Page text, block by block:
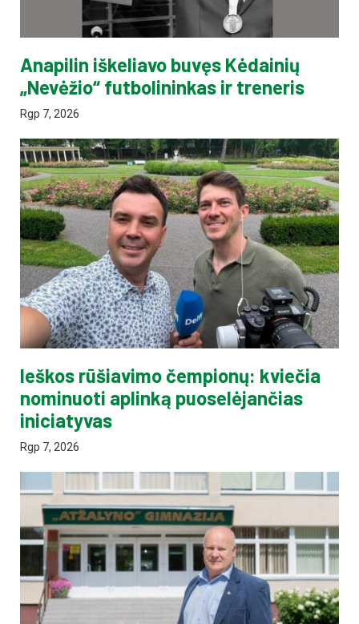
Anapilin iškeliavo buvęs Kėdainių
„Nevėžio“ futbolininkas ir treneris
Rgp 7, 2026
Ieškos rūšiavimo čempionų: kviečia
nominuoti aplinką puoselėjančias
iniciatyvas
Rgp 7, 2026